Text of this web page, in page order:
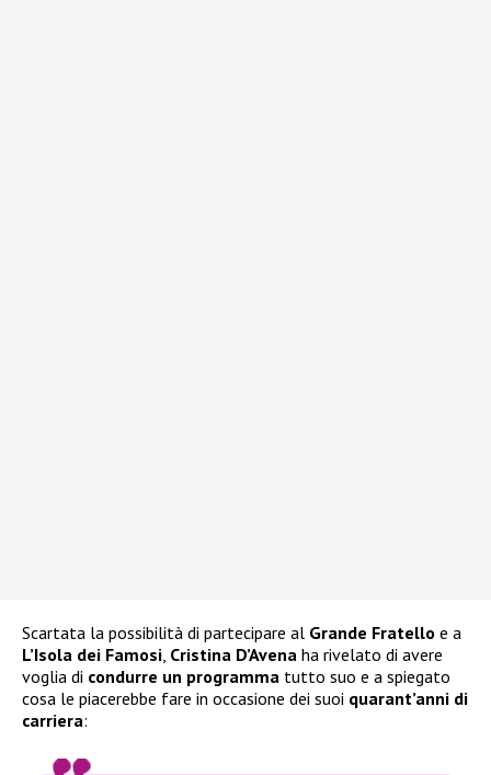
Scartata la possibilità di partecipare al Grande Fratello e a
L’Isola dei Famosi Cristina D’Avena ha rivelato di avere
voglia di condurre un programma tutto suo e a spiegato
cosa le piacerebbe fare in occasione dei suoi quarant’anni di
carriera: